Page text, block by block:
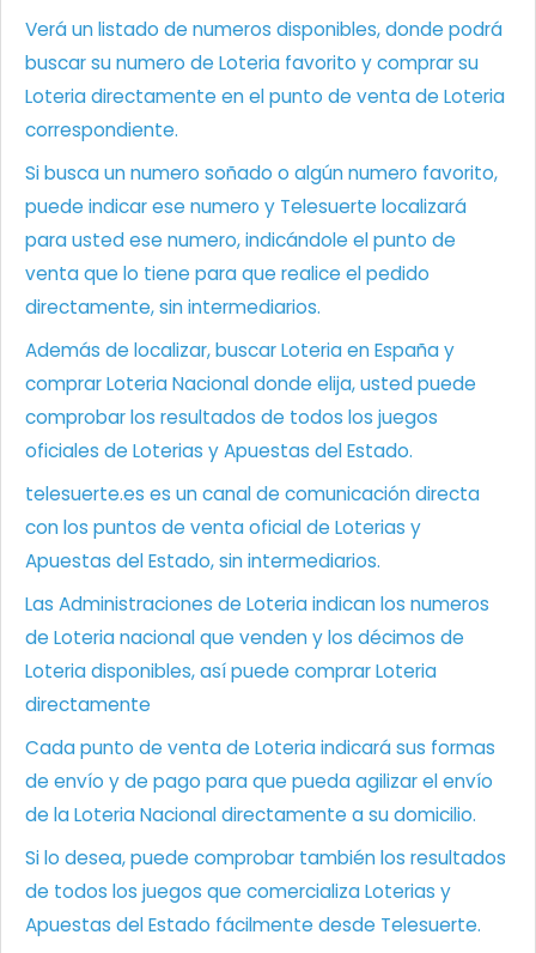
Verá un listado de numeros disponibles, donde podrá
buscar su numero de Loteria favorito y comprar su
Loteria directamente en el punto de venta de Loteria
correspondiente.
Si busca un numero soñado o algún numero favorito,
puede indicar ese numero y Telesuerte localizará
para usted ese numero, indicándole el punto de
venta que lo tiene para que realice el pedido
directamente, sin intermediarios.
Además de localizar, buscar Loteria en España y
comprar Loteria Nacional donde elija, usted puede
comprobar los resultados de todos los juegos
oficiales de Loterias y Apuestas del Estado.
telesuerte.es es un canal de comunicación directa
con los puntos de venta oficial de Loterias y
Apuestas del Estado, sin intermediarios.
Las Administraciones de Loteria indican los numeros
de Loteria nacional que venden y los décimos de
Loteria disponibles, así puede comprar Loteria
directamente
Cada punto de venta de Loteria indicará sus formas
de envío y de pago para que pueda agilizar el envío
de la Loteria Nacional directamente a su domicilio.
Si lo desea, puede comprobar también los resultados
de todos los juegos que comercializa Loterias y
Apuestas del Estado fácilmente desde Telesuerte.